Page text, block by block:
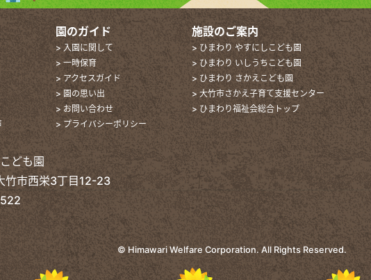
園のガイド
> 入園に関して
> 一時保育
> アクセスガイド
> 園の思い出
> お問い合わせ
> プライバシーポリシー
施設のご案内
> ひまわり やすにしこども園
> ひまわり いしうちこども園
> ひまわり さかえこども園
> 大竹市さかえ子育て支援センター
> ひまわり福祉会総合トップ
ども園
市西栄3丁目12-23
©Himawari Welfare Corporation.All Rights Reserved.